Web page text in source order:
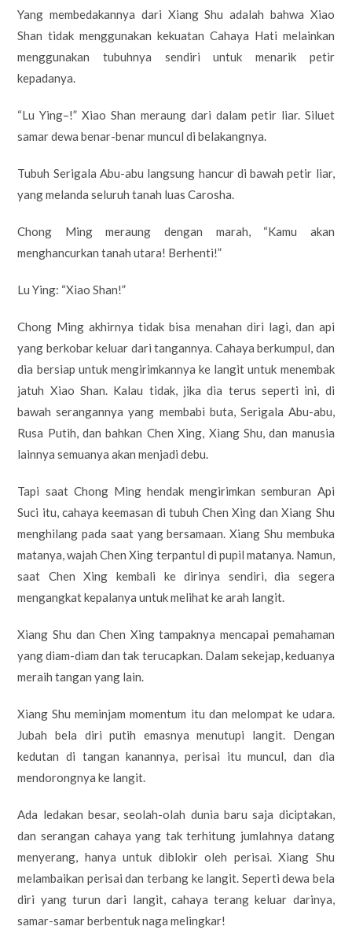
Yang membedakannya dari Xiang Shu adalah bahwa Xiao
Shan tidak menggunakan kekuatan Cahaya Hati melainkan
menggunakan tubuhnya sendiri untuk menarik petir
kepadanya.
“Lu Ying–!” Xiao Shan meraung dari dalam petir liar. Siluet
samar dewa benar-benar muncul di belakangnya.
Tubuh Serigala Abu-abu langsung hancur di bawah petir liar,
yang melanda seluruh tanah luas Carosha.
Chong Ming meraung dengan marah, “Kamu akan
menghancurkan tanah utara! Berhenti!”
Lu Ying: “Xiao Shan!”
Chong Ming akhirnya tidak bisa menahan diri lagi, dan api
yang berkobar keluar dari tangannya. Cahaya berkumpul, dan
dia bersiap untuk mengirimkannya ke langit untuk menembak
jatuh Xiao Shan. Kalau tidak, jika dia terus seperti ini, di
bawah serangannya yang membabi buta, Serigala Abu-abu,
Rusa Putih, dan bahkan Chen Xing, Xiang Shu, dan manusia
lainnya semuanya akan menjadi debu.
Tapi saat Chong Ming hendak mengirimkan semburan Api
Suci itu, cahaya keemasan di tubuh Chen Xing dan Xiang Shu
menghilang pada saat yang bersamaan. Xiang Shu membuka
matanya, wajah Chen Xing terpantul di pupil matanya. Namun,
saat Chen Xing kembali ke dirinya sendiri, dia segera
mengangkat kepalanya untuk melihat ke arah langit.
Xiang Shu dan Chen Xing tampaknya mencapai pemahaman
yang diam-diam dan tak terucapkan. Dalam sekejap, keduanya
meraih tangan yang lain.
Xiang Shu meminjam momentum itu dan melompat ke udara.
Jubah bela diri putih emasnya menutupi langit. Dengan
kedutan di tangan kanannya, perisai itu muncul, dan dia
mendorongnya ke langit.
Ada ledakan besar, seolah-olah dunia baru saja diciptakan,
dan serangan cahaya yang tak terhitung jumlahnya datang
menyerang, hanya untuk diblokir oleh perisai. Xiang Shu
melambaikan perisai dan terbang ke langit. Seperti dewa bela
diri yang turun dari langit, cahaya terang keluar darinya,
samar-samar berbentuk naga melingkar!